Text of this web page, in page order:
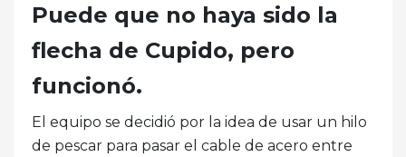
Puede que no haya sido la
flecha de Cupido, pero
funcionó.
El equipo se decidió por la idea de usar un hilo
de pescar para pasar el cable de acero entre